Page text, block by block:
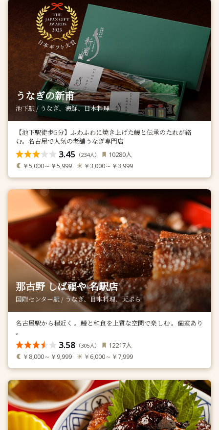
うなぎの新甫
池下駅 / うなぎ、海鮮、日本料理
【池下駅徒歩5分】ふわふわに焼き上げた鰻と伝承のたれが絡
む。名古屋で人気の老舗うなぎ専門店
3.45 （234人） 10280人
￥5,000～￥5,999 ￥3,000～￥3,999
那古野 しば福や 名駅店
国際センター駅 / うなぎ、日本料理、天ぷら
名古屋駅から程近く 。鰻と和食を上質な空間で楽しむ 。個室あり
。
3.58 （305人） 12217人
￥8,000～￥9,999 ￥6,000～￥7,999